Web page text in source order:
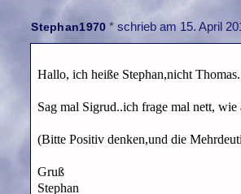
Stephan1970 *schrieb am 15. April
Hallo, ich heiße Stephan,nicht
Sag mal Sigrud..ich frage mal nett, wie
(Bitte Positiv denken,und die
Gruß
Stephan